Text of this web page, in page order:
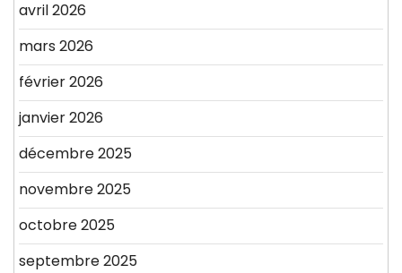
avril 2026
mars 2026
février 2026
janvier 2026
décembre 2025
novembre 2025
octobre 2025
septembre 2025